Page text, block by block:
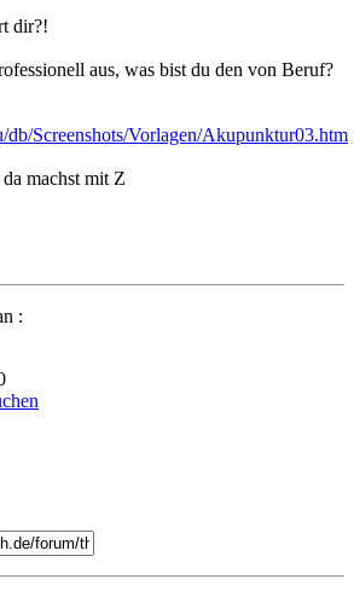
dir?!
aus, was bist du den von Beruf?
db/Screenshots/Vorlagen/Akupunktur03.htm
machst mit Z
: